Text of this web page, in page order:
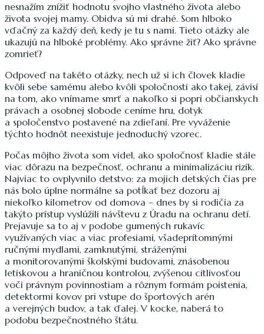
nesnažím znížiť hodnotu svojho vlastného života alebo
života svojej mamy. Obidva sú mi drahé. Som hlboko
vďačný za každý deň, kedy je tu s nami. Tieto otázky ale
ukazujú na hlboké problémy. Ako správne žiť? Ako správne
zomrieť?
Odpoveď na takéto otázky, nech už si ich človek kladie
kvôli sebe samému alebo kvôli spoločnosti ako takej, závisí
na tom, ako vnímame smrť a nakoľko si popri občianskych
právach a osobnej slobode ceníme hru, dotyk
a spoločenstvo postavené na zdieľaní. Pre vyváženie
týchto hodnôt neexistuje jednoduchý vzorec.
Počas môjho života som videl, ako spoločnosť kladie stále
viac dôrazu na bezpečnosť, ochranu a minimalizáciu rizík.
Najviac to ovplyvnilo detstvo: za mojich detských čias pre
nás bolo úplne normálne sa potĺkať bez dozoru aj
niekoľko kilometrov od domova – dnes by si rodičia za
takýto prístup vyslúžili návštevu z Úradu na ochranu detí.
Prejavuje sa to aj v podobe gumených rukavíc
využívaných viac a viac profesiami, všadeprítomnými
ručnými mydlami, zamknutými, stráženými
a monitorovanými školskými budovami, znásobenou
letiskovou a hraničnou kontrolou, zvýšenou citlivosťou
voči právnym povinnostiam a rôznym formám poistenia,
detektormi kovov pri vstupe do športových arén
a verejných budov, a tak ďalej. V kocke, naberá to
podobu bezpečnostného štátu.